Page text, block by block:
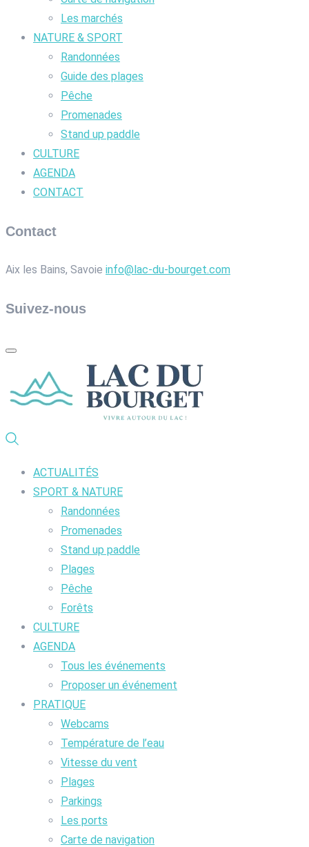
Les marchés
NATURE & SPORT
Randonnées
Guide des plages
Pêche
Promenades
Stand up paddle
CULTURE
AGENDA
CONTACT
Contact
Aix les Bains, Savoie info@lac-du-bourget.com
Suivez-nous
ACTUALITÉS
SPORT & NATURE
Randonnées
Promenades
Stand up paddle
Plages
Pêche
Forêts
CULTURE
AGENDA
Tous les événements
Proposer un événement
PRATIQUE
Webcams
Température de l’eau
Vitesse du vent
Plages
Parkings
Les ports
Carte de navigation